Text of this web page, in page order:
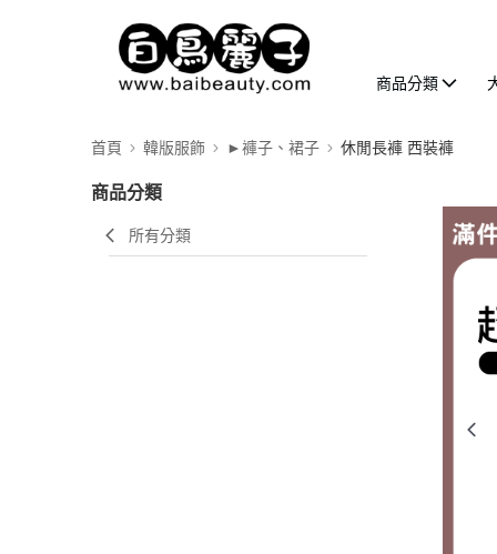
商品分類
首頁 韓版服飾 ►褲子、裙子 休閒長褲 西裝褲
商品分類
所有分類